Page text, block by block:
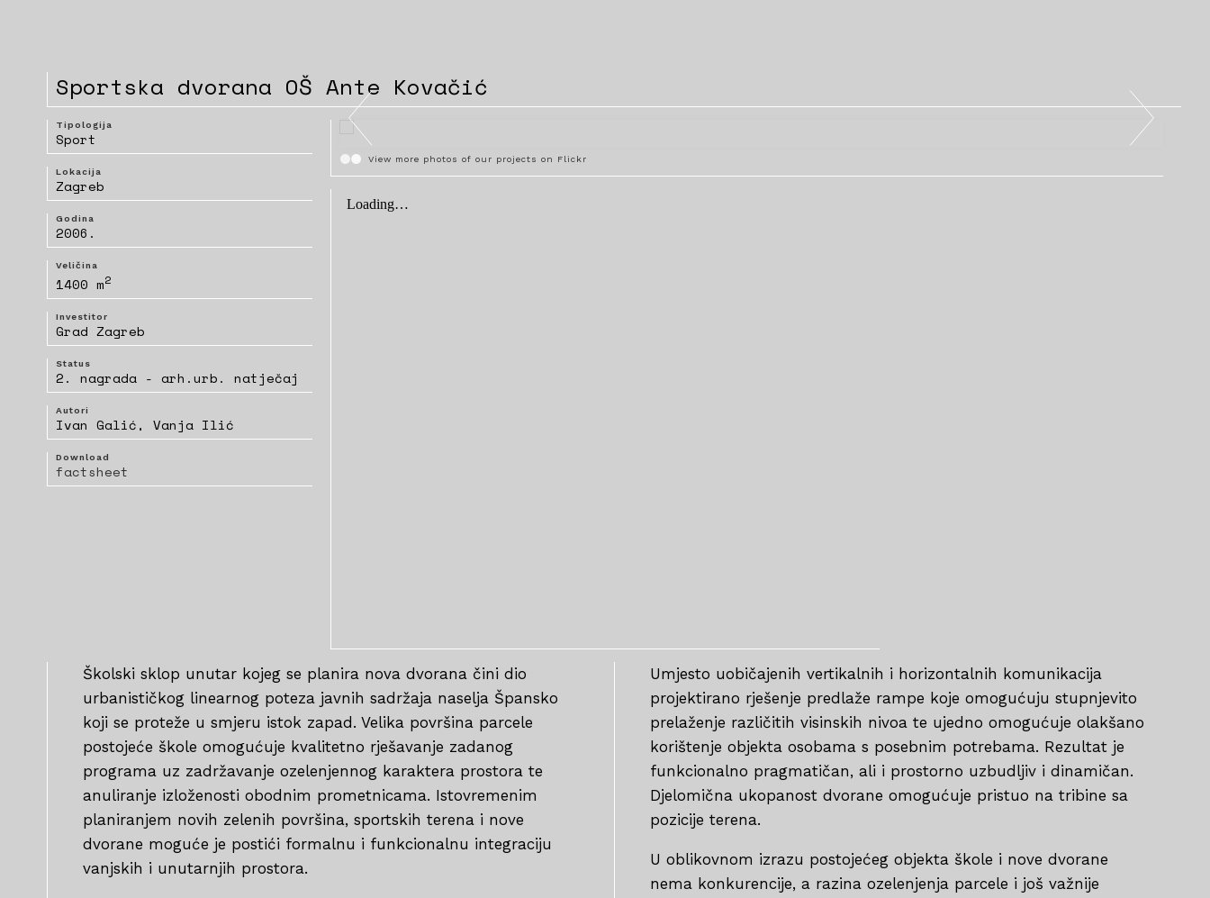
Sportska dvorana OŠ Ante Kovačić
Tipologija
Sport
Lokacija
Zagreb
Godina
2006.
Veličina
1400 m2
Investitor
Grad Zagreb
Status
2. nagrada - arh.urb. natječaj
Autori
Ivan Galić, Vanja Ilić
Download
factsheet
View more photos of our projects on Flickr
Školski sklop unutar kojeg se planira nova dvorana čini dio
urbanističkog linearnog poteza javnih sadržaja naselja Špansko
koji se proteže u smjeru istok zapad. Velika površina parcele
postojeće škole omogućuje kvalitetno rješavanje zadanog
programa uz zadržavanje ozelenjennog karaktera prostora te
anuliranje izloženosti obodnim prometnicama. Istovremenim
planiranjem novih zelenih površina, sportskih terena i nove
dvorane moguće je postići formalnu i funkcionalnu integraciju
vanjskih i unutarnjih prostora.
Umjesto uobičajenih vertikalnih i horizontalnih komunikacija
projektirano rješenje predlaže rampe koje omogućuju stupnjevito
prelaženje različitih visinskih nivoa te ujedno omogućuje olakšano
korištenje objekta osobama s posebnim potrebama. Rezultat je
funkcionalno pragmatičan, ali i prostorno uzbudljiv i dinamičan.
Djelomična ukopanost dvorane omogućuje pristuo na tribine sa
pozicije terena.
U oblikovnom izrazu postojećeg objekta škole i nove dvorane
nema konkurencije, a razina ozelenjenja parcele i još važnije